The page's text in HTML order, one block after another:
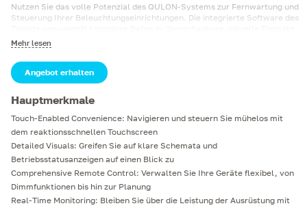
Nutzen Sie das volle Potenzial des QULON-Systems zur Fernwartung und
Steuerung Ihrer Beleuchtungseinrichtungen. Die integrierte Software des
für unterwegs, sei es für einzelne Leuchten oder ganze Gruppen
Für alle Benutzer geeignet
Die QULON-Benutzeroberfläche ist für alle Benutzer konzipiert, von
Benutzeransichten vereinfachen die Einarbeitung in die Software und
machen die gesamte Bedienung zugänglich, ohne die Funktionalität zu
Flexible Installationsmöglichkeiten
Das QULON Tablet fügt sich nahtlos in Ihren Arbeitsbereich ein, mit
optionalen Wandmontagezubehör, das an Ihre ästhetischen Vorlieben
angepasst werden kann. Diese Montageflexibilität stellt sicher, dass Ihr
Steuerungshub immer in Reichweite, aber unauffällig ist
Mehr lesen
Angebot erhalten
Hauptmerkmale
Touch-Enabled Convenience: Navigieren und steuern Sie mühelos mit
dem reaktionsschnellen Touchscreen
Detailed Visuals: Greifen Sie auf klare Schemata und
Betriebsstatusanzeigen auf einen Blick zu
Comprehensive Remote Control: Verwalten Sie Ihre Geräte flexibel, von
Dimmfunktionen bis hin zur Planung
Real-Time Monitoring: Bleiben Sie über die Leistung der Ausrüstung mit